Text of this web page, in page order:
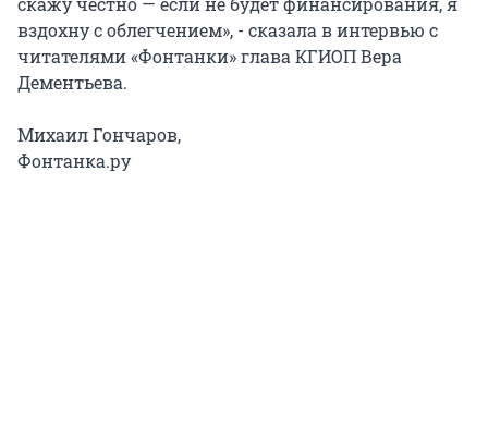
вздохну с облегчением», - сказала в интервью с
читателями «Фонтанки» глава КГИОП Вера
Дементьева.
Михаил Гончаров,
Фонтанка.ру